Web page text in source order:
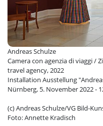
Andreas Schulze
Camera con agenzia di viaggi /
travel agency, 2022
Installation Ausstellung
Nürnberg, 5. November 2022 -
(c) Andreas Schulze/VG Bild-
Foto: Annette Kradisch